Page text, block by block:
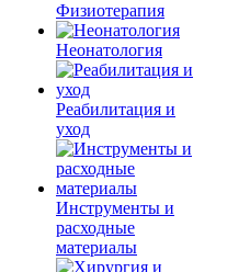
Физиотерапия
Неонатология
Реабилитация и
уход
Инструменты и
расходные
материалы